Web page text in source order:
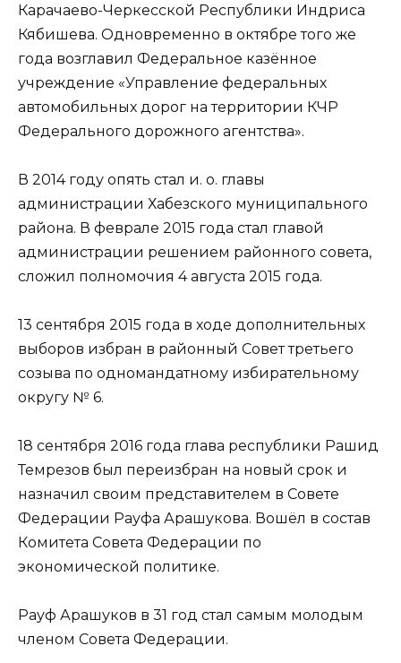
Карачаево-Черкесской Республики Индриса
Кябишева. Одновременно в октябре того же
года возглавил Федеральное казённое
учреждение «Управление федеральных
автомобильных дорог на территории КЧР
Федерального дорожного агентства».
В 2014 году опять стал и. о. главы
администрации Хабезского муниципального
района. В феврале 2015 года стал главой
администрации решением районного совета,
сложил полномочия 4 августа 2015 года.
13 сентября 2015 года в ходе дополнительных
выборов избран в районный Совет третьего
созыва по одномандатному избирательному
округу № 6.
18 сентября 2016 года глава республики Рашид
Темрезов был переизбран на новый срок и
назначил своим представителем в Совете
Федерации Рауфа Арашукова. Вошёл в состав
Комитета Совета Федерации по
экономической политике.
Рауф Арашуков в 31 год стал самым молодым
членом Совета Федерации.